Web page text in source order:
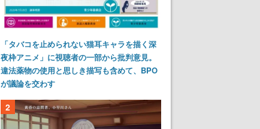
「タバコを止められない猫耳キャラを描く深
夜枠アニメ」に視聴者の一部から批判意見。
違法薬物の使用と思しき描写も含めて、BPO
が議論を交わす
2